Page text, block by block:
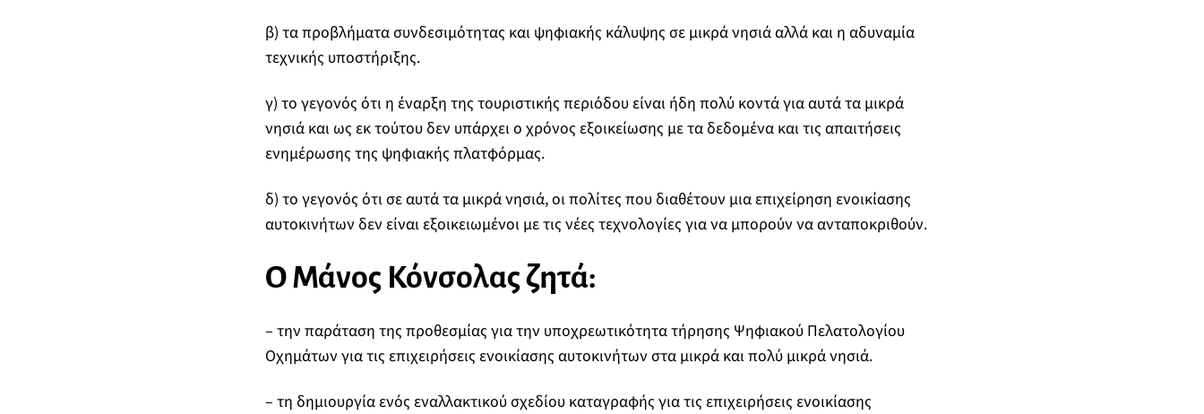
β) τα προβλήματα συνδεσιμότητας και ψηφιακής κάλυψης σε μικρά νησιά αλλά και η αδυναμία
τεχνικής υποστήριξης.
γ) το γεγονός ότι η έναρξη της τουριστικής περιόδου είναι ήδη πολύ κοντά για αυτά τα μικρά
νησιά και ως εκ τούτου δεν υπάρχει ο χρόνος εξοικείωσης με τα δεδομένα και τις απαιτήσεις
ενημέρωσης της ψηφιακής πλατφόρμας.
δ) το γεγονός ότι σε αυτά τα μικρά νησιά, οι πολίτες που διαθέτουν μια επιχείρηση ενοικίασης
αυτοκινήτων δεν είναι εξοικειωμένοι με τις νέες τεχνολογίες για να μπορούν να ανταποκριθούν.
Ο Μάνος Κόνσολας ζητά:
– την παράταση της προθεσμίας για την υποχρεωτικότητα τήρησης Ψηφιακού Πελατολογίου
Οχημάτων για τις επιχειρήσεις ενοικίασης αυτοκινήτων στα μικρά και πολύ μικρά νησιά.
– τη δημιουργία ενός εναλλακτικού σχεδίου καταγραφής για τις επιχειρήσεις ενοικίασης